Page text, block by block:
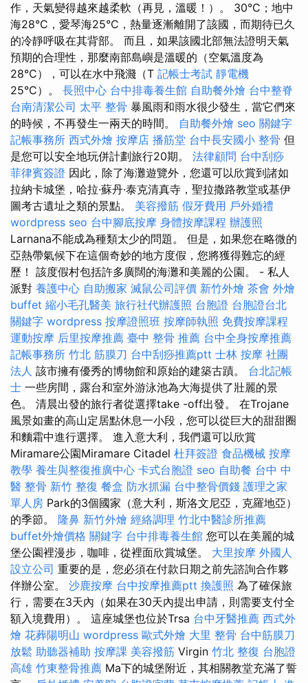
作，天氣變得越來越柔軟（再見，溫暖！）。 30°C；地中
海28°C，愛琴海25°C，熱量逐漸離開了該國，而期待已久
的冷靜呼吸在其背部。 而且，如果該國北部無法證明天氣
預期的合理性，那麼南部島嶼是溫暖的（空氣溫度為
28°C），可以在水中飛濺（T 記帳士考試 靜電機
25°C）。 長照中心 台中排毒養生館 自助餐外燴 台中整脊
台南清潔公司 太平 整骨 暴風雨和雨水很少發生，當它們來
的時候，不再發生一兩天的時間。 自助餐外燴 seo 關鍵字
記帳事務所 西式外燴 按摩店 播筋堂 台中長安國小 整骨 但
是您可以安全地玩併計劃旅行20期。 法律顧問 台中刮痧
菲律賓簽證 因此，除了海灘遊覽外，您還可以欣賞到諸如
拉納卡城堡，哈拉·蘇丹·泰克清真寺，聖拉撒路教堂或基伊
圖考古遺址之類的景點。 美容撥筋 假牙費用 戶外婚禮
wordpress seo 台中腳底按摩 身體按摩課程 辦護照
Larnana不能成為種類太少的問題。 但是，如果您在略微的
亞熱帶氣候下在這個奇妙的地方度假，您將獲得難忘的經
歷！ 該度假村包括許多廣闊的海灘和美麗的公園。 - 私人
派對 養護中心 自助搬家 滅鼠公司評價 新竹外燴 茶會 外燴
buffet 縮小毛孔醫美 旅行社代辦護照 台胞證 台胞證台北
關鍵字 wordpress 按摩證照班 按摩師執照 免費按摩課程
運動按摩 后里按摩推薦 臺中 整骨 推薦 台中全身按摩推薦
記帳事務所 竹北 筋膜刀 台中刮痧推薦ptt 士林 按摩 社團
法人 該市擁有優秀的博物館和原始的建築古蹟。 台北記帳
士 一些房間，露台和室外游泳池為大海提供了壯麗的景
色。 清晨出發的旅行者從選擇take -off出發。 在Trojane
風景如畫的高山定居點休息一小段，您可以從巨大的甜甜圈
和麵霜中進行選擇。 進入意大利，我們還可以欣賞
Miramare公園Miramare Citadel 杜拜簽證 食品機械 按摩
教學 養生與整復推廣中心 卡式台胞證 seo 自助餐 台中 中
醫 整骨 新竹 整復 餐盒 防水抓漏 台中整骨價錢 護理之家
單人房 Park的3個國家（意大利，斯洛文尼亞，克羅地亞）
的季節。 隆鼻 新竹外燴 經絡調理 竹北中醫診所推薦
buffet外燴價格 關鍵字 台中排毒養生館 您可以在美麗的城
堡公園裡漫步，咖啡，從裡面欣賞城堡。 大里按摩 外國人
設立公司 重要的是，您必須在付款日期之前先諮詢合作夥
伴辦公室。 沙鹿按摩 台中按摩推薦ptt 換護照 為了確保旅
行，需要在3天內（如果在30天內提出申請，則需要支付全
額入境費用）。 這座城堡也位於Trsa 台中牙醫推薦 西式外
燴 花葬陽明山 wordpress 歐式外燴 大里 整骨 台中筋膜刀
放鬆 助聽器補助 按摩課 美容撥筋 Virgin 竹北 整復 台胞證
高雄 竹東整骨推薦 Ma下的城堡附近，其相關教堂充滿了誓